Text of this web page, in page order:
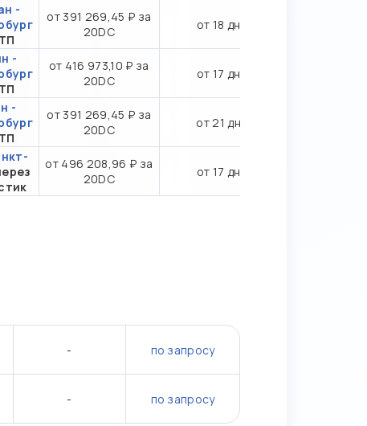
-
от 391 269,45 ₽ за
20DC
от 18 дн.
-
от 416 973,10 ₽ за
20DC
от 17 дн.
-
от 391 269,45 ₽ за
20DC
от 21 дн.
от 496 208,96 ₽ за
20DC
от 17 дн.
- по запросу
- по запросу